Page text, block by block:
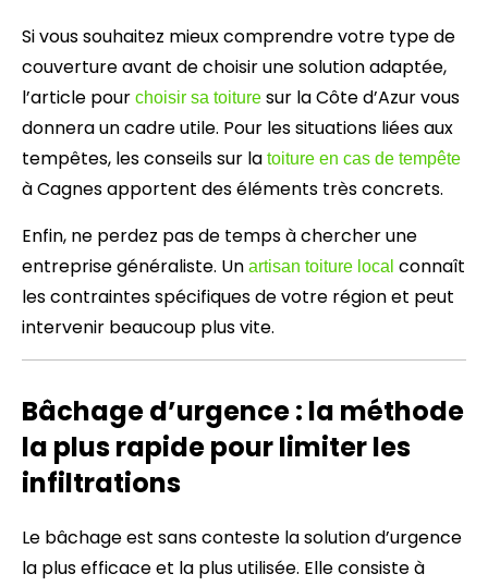
Si vous souhaitez mieux comprendre votre type de
couverture avant de choisir une solution adaptée,
l’article pour choisir sa toiture sur la Côte d’Azur vous
donnera un cadre utile. Pour les situations liées aux
tempêtes, les conseils sur la toiture en cas de tempête
à Cagnes apportent des éléments très concrets.
Enfin, ne perdez pas de temps à chercher une
entreprise généraliste. Un artisan toiture local connaît
les contraintes spécifiques de votre région et peut
intervenir beaucoup plus vite.
Bâchage d’urgence : la méthode
la plus rapide pour limiter les
infiltrations
Le bâchage est sans conteste la solution d’urgence
la plus efficace et la plus utilisée. Elle consiste à